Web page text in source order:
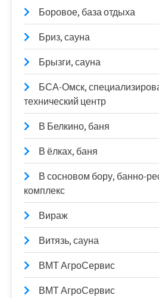
Боровое, база отдыха
Бриз, сауна
Брызги, сауна
БСА-Омск,
технический центр
В Белкино, баня
В ёлках, баня
В сосновом бору, банно-
комплекс
Вираж
Витязь, сауна
ВМТ АгроСервис
ВМТ АгроСервис